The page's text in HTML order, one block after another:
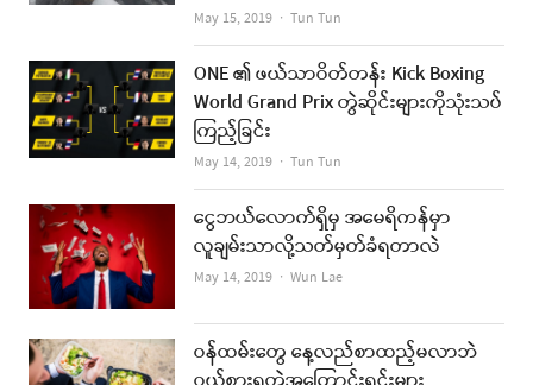
May 15, 2019 Author
Tun Tun
ONE ၏ ဖယ်သာဝိတ်တန်း Kick Boxing
World Grand Prix တွဲဆိုင်းများကိုသုံးသပ်
ကြည့်ခြင်း
May 14, 2019 Author
Tun Tun
ငွေဘယ်လောက်ရှိမှ အမေရိကန်မှာ
လူချမ်းသာလို့သတ်မှတ်ခံရတာလဲ
May 14, 2019 Author
Wun Lae
ဝန်ထမ်းတွေ နေ့လည်စာထည့်မလာဘဲ